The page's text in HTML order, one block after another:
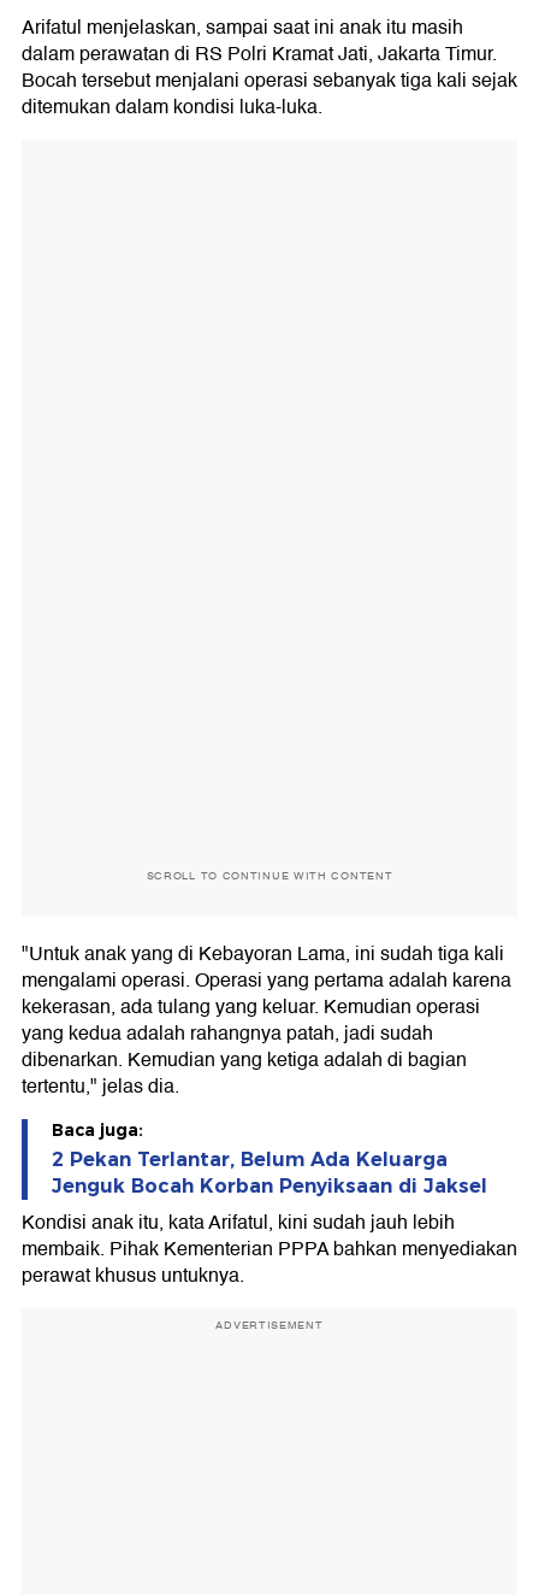
Arifatul menjelaskan, sampai saat ini anak itu masih
dalam perawatan di RS Polri Kramat Jati, Jakarta Timur.
Bocah tersebut menjalani operasi sebanyak tiga kali sejak
ditemukan dalam kondisi luka-luka.
SCROLL TO CONTINUE WITH CONTENT
"Untuk anak yang di Kebayoran Lama, ini sudah tiga kali
mengalami operasi. Operasi yang pertama adalah karena
kekerasan, ada tulang yang keluar. Kemudian operasi
yang kedua adalah rahangnya patah, jadi sudah
dibenarkan. Kemudian yang ketiga adalah di bagian
tertentu," jelas dia.
Baca juga:
2 Pekan Terlantar, Belum Ada Keluarga
Jenguk Bocah Korban Penyiksaan di Jaksel
Kondisi anak itu, kata Arifatul, kini sudah jauh lebih
membaik. Pihak Kementerian PPPA bahkan menyediakan
perawat khusus untuknya.
ADVERTISEMENT